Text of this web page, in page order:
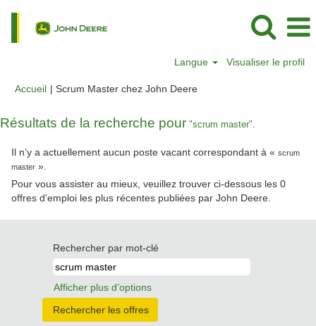
Langue Visualiser le profil
Accueil | Scrum Master chez John Deere(page
Résultats de la recherche pour "scrum master".
Il n’y a actuellement aucun poste vacant correspondant à « scrum
master ».
Pour vous assister au mieux, veuillez trouver ci-dessous les 0
offres d’emploi les plus récentes publiées par John Deere.
Rechercher par mot-clé
Afficher plus d’options